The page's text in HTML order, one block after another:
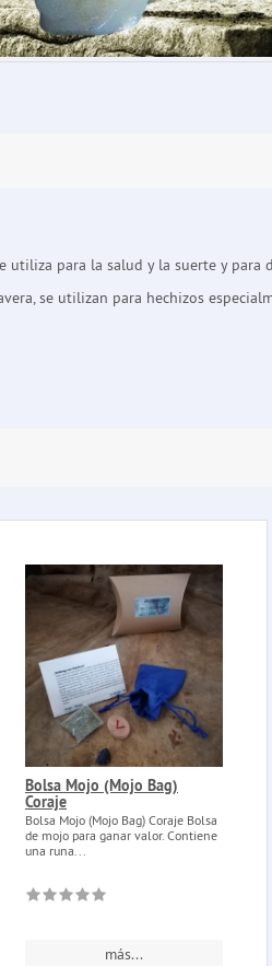
utiliza para la salud y la suerte y para
se utilizan para hechizos
Bolsa Mojo (Mojo Bag)
Coraje
Bolsa Mojo (Mojo Bag) Coraje Bolsa
de mojo para ganar valor. Contiene
una runa...
más...